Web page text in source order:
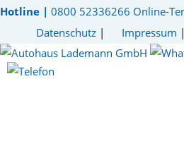
Hotline | 0800 52336266 Online-
Datenschutz | Impressum |